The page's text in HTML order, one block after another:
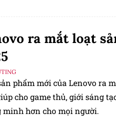
ra mắt loạt
phẩm mới của Lenovo ra
cho game thủ, giới sáng
minh hơn cho mọi người.